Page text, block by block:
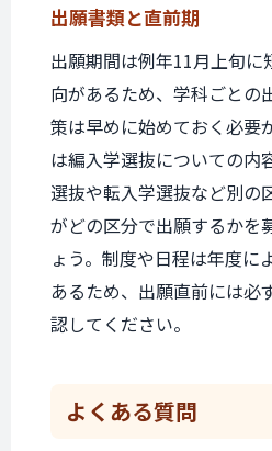
出願書類と直前期
出願期間は例年11月上旬に
向があるため、学科ごとの
策は早めに始めておく必要
は編入学選抜についての内
選抜や転入学選抜など別の
がどの区分で出願するかを
ょう。制度や日程は年度に
あるため、出願直前には必
認してください。
よくある質問